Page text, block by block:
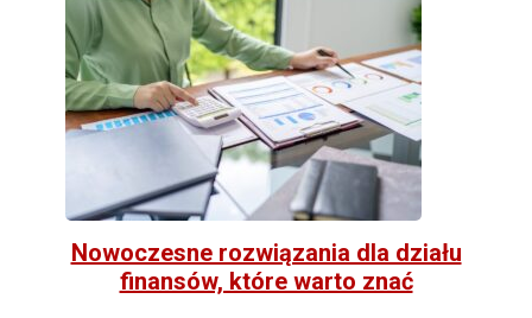
Nowoczesne rozwiązania dla działu
finansów, które warto znać